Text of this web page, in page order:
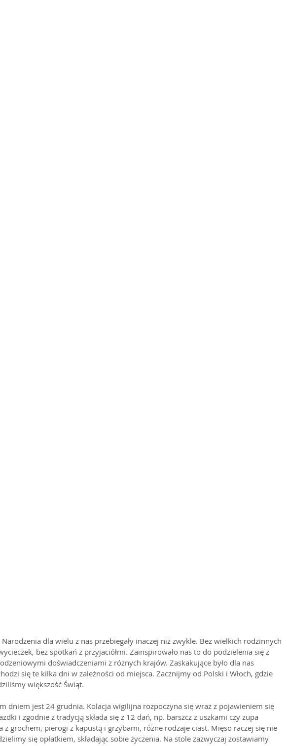
dla wielu z nas przebiegały inaczej niż zwykle. Bez wielkich rodzinnych
bez spotkań z przyjaciółmi. Zainspirowało nas to do podzielenia się z
doświadczeniami z różnych krajów. Zaskakujące było dla nas
się te kilka dni w zależności od miejsca. Zacznijmy od Polski i Włoch, gdzie
większość Świąt.
dniem jest 24 grudnia. Kolacja wigilijna rozpoczyna się wraz z pojawieniem się
i zgodnie z tradycją składa się z 12 dań, np. barszcz z uszkami czy zupa
z grochem, pierogi z kapustą i grzybami, różne rodzaje ciast. Mięso raczej się nie
się opłatkiem, składając sobie życzenia. Na stole zazwyczaj zostawiamy